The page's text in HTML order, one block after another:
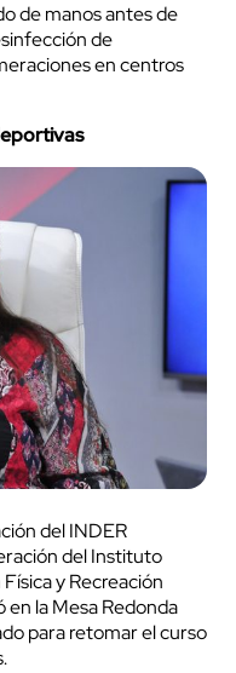
de manos antes de
de
en centros
del INDER
del Instituto
y Recreación
en la Mesa Redonda
para retomar el curso